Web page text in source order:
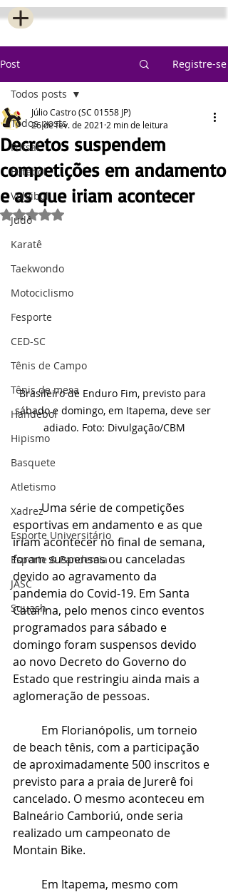
Post Registre-se
Todos posts
Futsal
Futebol
Voleibol
Judô
Karatê
Taekwondo
Motociclismo
Fesporte
CED-SC
Tênis de Campo
Tênis de mesa
Handebol
Hipismo
Basquete
Atletismo
Xadrez
Esporte Universitário
Esporte & Pandemia
JASC
Squash
Todos posts
Decretos suspendem
competições em andamento
e as que iriam acontecer
Júlio Castro (SC 01558 JP)
26 de fev. de 2021 2 min de leitura
Avaliado com NaN de 5 estrelas.
Brasileiro de Enduro Fim, previsto para
sábado e domingo, em Itapema, deve ser
adiado. Foto: Divulgação/CBM
	Uma série de competições
esportivas em andamento e as que
iriam acontecer no final de semana,
foram suspensas ou canceladas
devido ao agravamento da
pandemia do Covid-19. Em Santa
Catarina, pelo menos cinco eventos
programados para sábado e
domingo foram suspensos devido
ao novo Decreto do Governo do
Estado que restringiu ainda mais a
aglomeração de pessoas.
de beach tênis, com a participação
de aproximadamente 500 inscritos e
previsto para a praia de Jurerê foi
cancelado. O mesmo aconteceu em
Balneário Camboriú, onde seria
realizado um campeonato de
Montain Bike.